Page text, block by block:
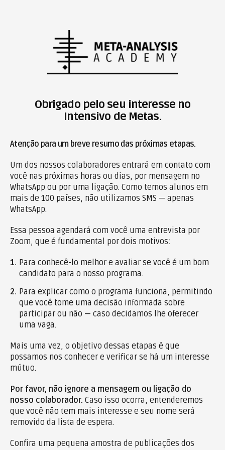
Obrigado pelo seu interesse no
Intensivo de Metas.
Atenção para um breve resumo das próximas etapas.
Um dos nossos colaboradores entrará em contato com
você nas próximas horas ou dias, por mensagem no
WhatsApp ou por uma ligação. Como temos alunos em
mais de 100 países, não utilizamos SMS — apenas
WhatsApp.
Essa pessoa agendará com você uma entrevista por
Zoom, que é fundamental por dois motivos:
1. Para conhecê-lo melhor e avaliar se você é um bom
candidato para o nosso programa.
2. Para explicar como o programa funciona, permitindo
que você tome uma decisão informada sobre
participar ou não — caso decidamos lhe oferecer
uma vaga.
Mais uma vez, o objetivo dessas etapas é que
possamos nos conhecer e verificar se há um interesse
mútuo.
Por favor, não ignore a mensagem ou ligação do
nosso colaborador. Caso isso ocorra, entenderemos
que você não tem mais interesse e seu nome será
removido da lista de espera.
Confira uma pequena amostra de publicações dos